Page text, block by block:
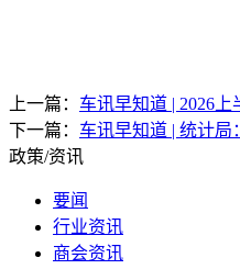
上一篇： 车讯早知道 | 2026
下一篇： 车讯早知道 | 统计
政策/资讯
要闻
行业资讯
商会资讯